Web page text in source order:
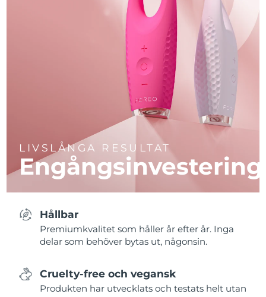
LIVSLÅNGA RESULTAT
Engångsinvestering
Hållbar
Premiumkvalitet som håller år efter år. Inga
delar som behöver bytas ut, någonsin.
Cruelty-free och vegansk
Produkten har utvecklats och testats helt utan